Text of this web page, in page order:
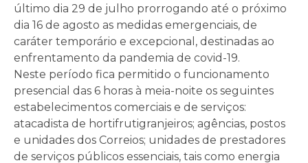
último dia 29 de julho prorrogando até o próximo
dia 16 de agosto as medidas emergenciais, de
caráter temporário e excepcional, destinadas ao
enfrentamento da pandemia de covid-19.
Neste período fica permitido o funcionamento
presencial das 6 horas à meia-noite os seguintes
estabelecimentos comerciais e de serviços:
atacadista de hortifrutigranjeiros; agências, postos
e unidades dos Correios; unidades de prestadores
de serviços públicos essenciais, tais como energia